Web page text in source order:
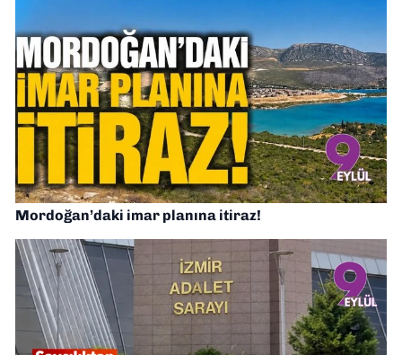
Mordoğan’daki imar planına itiraz!